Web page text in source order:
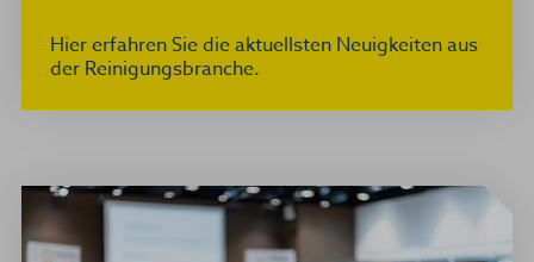
Hier erfahren Sie die aktuellsten Neuigkeiten aus
der Reinigungsbranche.